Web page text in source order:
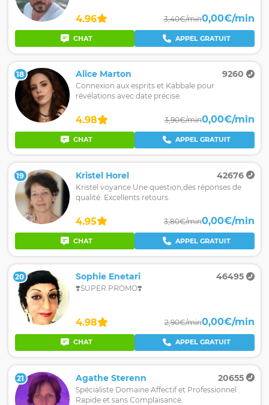
4.96 3,40€/min0,00€/min
CHAT APPEL GRATUIT
18 Alice Marton 9260
Connexion aux esprits et Kabbale pour
révélations avec date précise.
4.98 3,90€/min0,00€/min
CHAT APPEL GRATUIT
19 Kristel Horel 42676
Kristel voyance Une question,des réponses de
qualité. Excellents retours.
4.95 3,80€/min0,00€/min
CHAT APPEL GRATUIT
20 Sophie Enetari 46495
❣️SUPER PROMO❣️
4.98 2,90€/min0,00€/min
CHAT APPEL GRATUIT
21 Agathe Sterenn 20655
Spécialiste Domaine Affectif et Professionnel .
Rapide et sans Complaisance.